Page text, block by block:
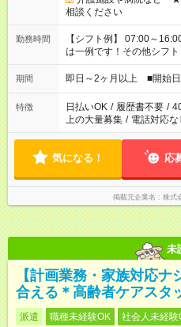
相談ください
勤務時間
【シフト例】 07:00～16:00
は一例です！その他シフト
期間 即日～2ヶ月以上 ■開始日
特徴 日払いOK / 履歴書不要 /
上の大量募集 / 電話対応な
気になる！ 応
掲載元企業名 株式
未
【計画業務・家族対応ナ
合える＊高齢者ケアスタ
派遣 職種未経験OK 社会人未経験